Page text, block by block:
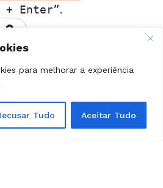
para melhorar a experiência
Tudo Aceitar Tudo
Enter .